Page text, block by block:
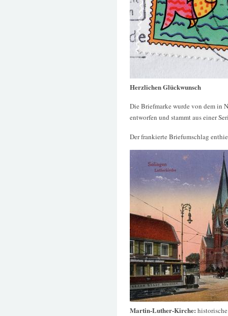
Herzlichen Glückwunsch
Die Briefmarke wurde von dem in
entworfen und stammt aus einer
Der frankierte Briefumschlag
Martin-Luther-Kirche: